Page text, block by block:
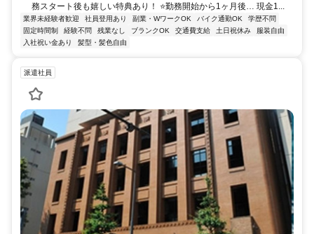
務スタート後も嬉しい特典あり！ ⭐勤務開始から1ヶ月後… 現金1...
業界未経験者歓迎 社員登用あり 副業・WワークOK バイク通勤OK
学歴不問
固定時間制
経験不問 残業なし ブランクOK 交通費支給 土日祝休み
服装自由
入社祝い金あり
髪型・髪色自由
派遣社員